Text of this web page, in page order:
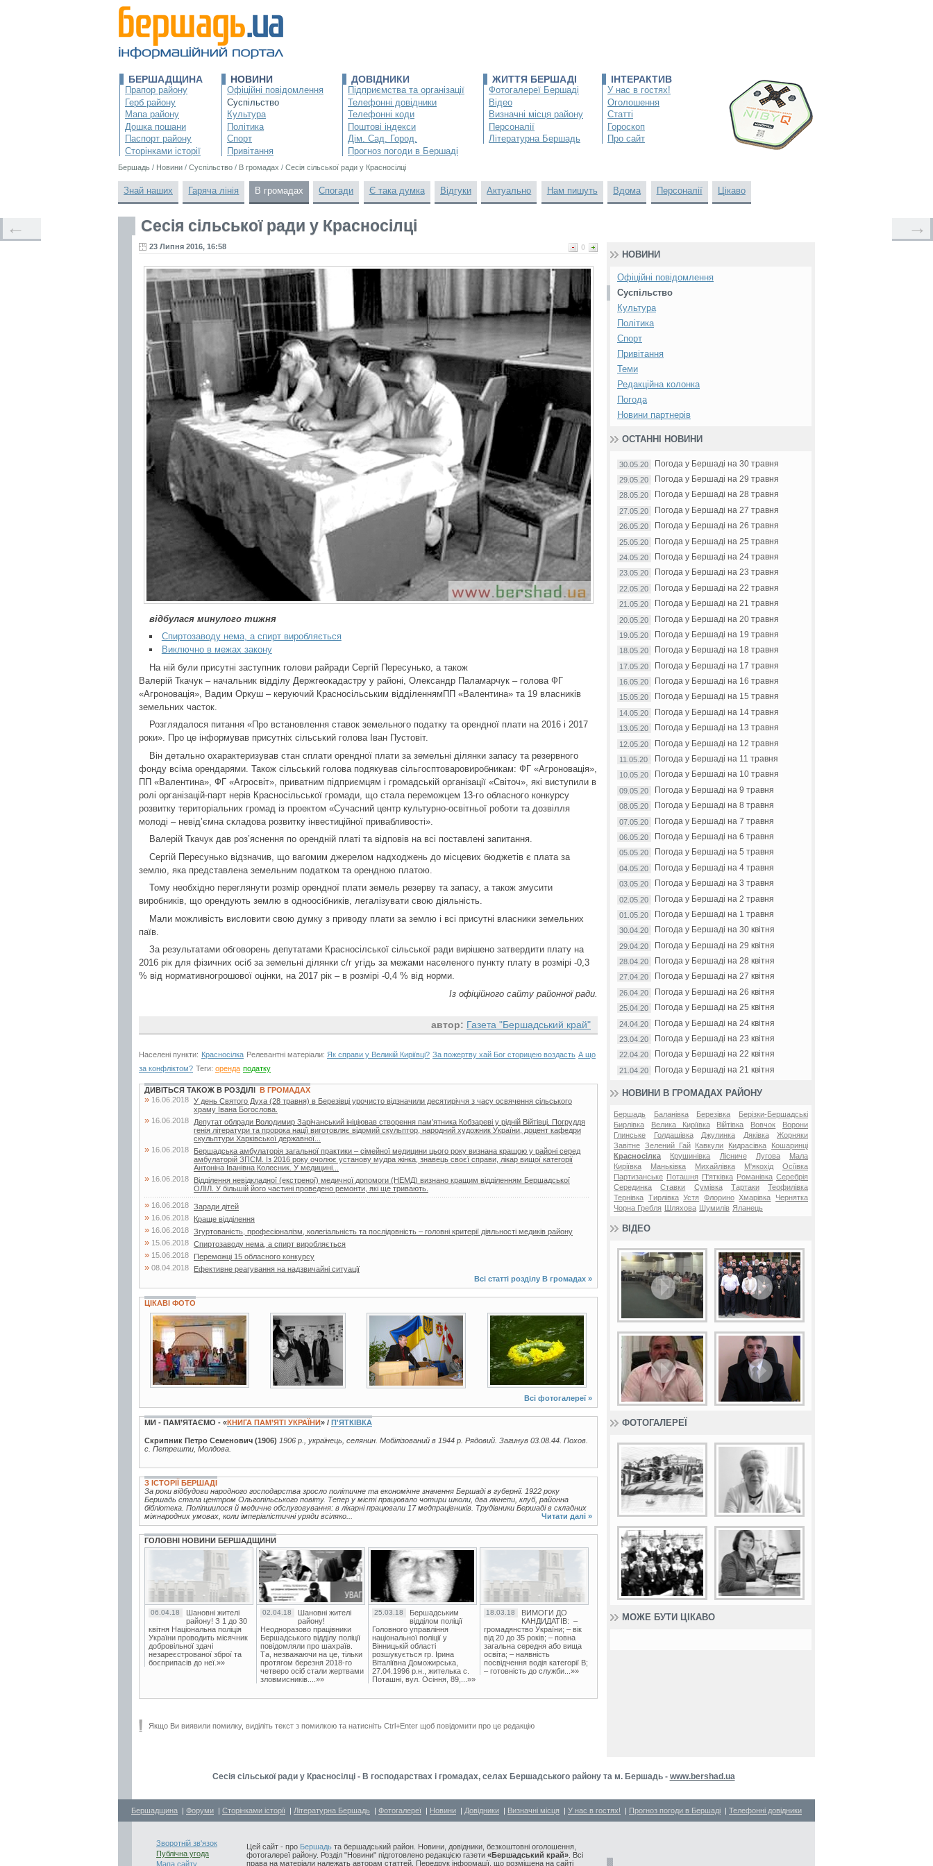
БЕРШАДЩИНА
Прапор району
Герб району
Мапа району
Дошка пошани
Паспорт району
Сторінками історії
НОВИНИ
Офіційні повідомлення
Суспільство
Культура
Політика
Спорт
Привітання
ДОВІДНИКИ
Підприємства та організації
Телефонні довідники
Телефонні коди
Поштові індекси
Дім. Сад. Город.
Прогноз погоди в Бершаді
ЖИТТЯ БЕРШАДІ
Фотогалереї Бершаді
Відео
Визначні місця району
Персоналії
Літературна Бершадь
ІНТЕРАКТИВ
У нас в гостях!
Оголошення
Статті
Гороскоп
Про сайт
Бершадь / Новини / Суспільство / В громадах / Сесія сільської ради у Красносілці
Знай наших Гаряча лінія В громадах Спогади Є така думка Відгуки Актуально Нам пишуть Вдома Персоналії Цікаво
Сесія сільської ради у Красносілці
0
23 Липня 2016, 16:58
відбулася минулого тижня
Спиртозаводу нема, а спирт виробляється
Виключно в межах закону
На ній були присутні заступник голови райради Сергій Пересунько, а також
Валерій Ткачук – начальник відділу Держгеокадастру у районі, Олександр Паламарчук – голова ФГ
«Агроновація», Вадим Оркуш – керуючий Красносільським відділеннямПП «Валентина» та 19 власників
земельних часток.
Розглядалося питання «Про встановлення ставок земельного податку та орендної плати на 2016 і 2017
роки». Про це інформував присутніх сільський голова Іван Пустовіт.
Він детально охарактеризував стан сплати орендної плати за земельні ділянки запасу та резервного
фонду всіма орендарями. Також сільський голова подякував сільгосптоваровиробникам: ФГ «Агроновація»,
ПП «Валентина», ФГ «Агросвіт», приватним підприємцям і громадській організації «Світоч», які виступили в
ролі організацій-парт нерів Красносільської громади, що стала переможцем 13-го обласного конкурсу
розвитку територіальних громад із проектом «Сучасний центр культурно-освітньої роботи та дозвілля
молоді – невід’ємна складова розвитку інвестиційної привабливості».
Валерій Ткачук дав роз’яснення по орендній платі та відповів на всі поставлені запитання.
Сергій Пересунько відзначив, що вагомим джерелом надходжень до місцевих бюджетів є плата за
землю, яка представлена земельним податком та орендною платою.
Тому необхідно переглянути розмір орендної плати земель резерву та запасу, а також змусити
виробників, що орендують землю в одноосібників, легалізувати свою діяльність.
Мали можливість висловити свою думку з приводу плати за землю і всі присутні власники земельних
паїв.
За результатами обговорень депутатами Красносілської сільської ради вирішено затвердити плату на
2016 рік для фізичних осіб за земельні ділянки с/г угідь за межами населеного пункту плату в розмірі -0,3
% від нормативногрошової оцінки, на 2017 рік – в розмірі -0,4 % від норми.
Із офіційного сайту районної ради.
автор: Газета "Бершадський край"
Населені пункти: Красносілка Релевантні матеріали: Як справи у Великій Киріївці? За пожертву хай Бог сторицею воздасть А що
за конфліктом? Теги: оренда податку
← →
ДИВІТЬСЯ ТАКОЖ В РОЗДІЛІ В ГРОМАДАХ
» 16.06.2018 У день Святого Духа (28 травня) в Березівці урочисто відзначили десятиріччя з часу освячення сільського
храму Івана Богослова.
» 16.06.2018
Депутат облради Володимир Зарічанський ініціював створення пам’ятника Кобзареві у рідній Війтівці. Погруддя
генія літератури та пророка нації виготовляє відомий скульптор, народний художник України, доцент кафедри
скульптури Харківської державної...
» 16.06.2018
Бершадська амбулаторія загальної практики – сімейної медицини цього року визнана кращою у районі серед
амбулаторій ЗПСМ. Із 2016 року очолює установу мудра жінка, знавець своєї справи, лікар вищої категорії
Антоніна Іванівна Колесник. У медицині...
» 16.06.2018
Відділення невідкладної (екстреної) медичної допомоги (НЕМД) визнано кращим відділенням Бершадської
ОЛІЛ. У більшій його частині проведено ремонти, які ще тривають.
» 16.06.2018 Заради дітей
» 16.06.2018 Краще відділення
» 16.06.2018 Згуртованість, професіоналізм, колегіальність та послідовність – головні критерії діяльності медиків району
» 15.06.2018 Спиртозаводу нема, а спирт виробляється
» 15.06.2018 Переможці 15 обласного конкурсу
» 08.04.2018
Ефективне реагування на надзвичайні ситуації
Всі статті розділу В громадах »
ЦІКАВІ ФОТО
3 фото 4 фото 26 фото
Всі фотогалереї »
МИ - ПАМ’ЯТАЄМО - «КНИГА ПАМ’ЯТІ УКРАЇНИ» / П'ЯТКІВКА
Скрипник Петро Семенович (1906) 1906 р., українець, селянин. Мобілізований в 1944 р. Рядовий. Загинув 03.08.44. Похов.
с. Петрешти, Молдова.
З ІСТОРІЇ БЕРШАДІ
За роки відбудови народного господарства зросло політичне та економічне значення Бершаді в губернії. 1922 року
Бершадь стала центром Ольгопільського повіту. Тепер у місті працювало чотири школи, два лікнепи, клуб, районна
бібліотека. Поліпшилося й медичне обслуговування: в лікарні працювали 17 медпрацівників. Трудівники Бершаді в складних
міжнародних умовах, коли імперіалістичні уряди всіляко...
Читати далі »
ГОЛОВНІ НОВИНИ БЕРШАДЩИНИ
06.04.18
Шановні жителі
району! З 1 до 30
квітня Національна поліція
України проводить місячник
добровільної здачі
незареєстрованої зброї та
боєприпасів до неї.»»
02.04.18
Шановні жителі
району!
Неодноразово працівники
Бершадського відділу поліції
повідомляли про шахраїв.
Та, незважаючи на це, тільки
протягом березня 2018-го
четверо осіб стали жертвами
зловмисників....»»
25.03.18
Бершадським
відділом поліції
Головного управління
національної поліції у
Вінницькій області
розшукується гр. Ірина
Віталіївна Доможирська,
27.04.1996 р.н., жителька с.
Поташні, вул. Осіння, 89,...»»
18.03.18
ВИМОГИ ДО
КАНДИДАТІВ: –
громадянство України; – вік
від 20 до 35 років; – повна
загальна середня або вища
освіта; – наявність
посвідчення водія категорії В;
– готовність до служби...»»
Якщо Ви виявили помилку, виділіть текст з помилкою та натисніть Ctrl+Enter щоб повідомити про це редакцію
НОВИНИ
Офіційні повідомлення
Суспільство
Культура
Політика
Спорт
Привітання
Теми
Редакційна колонка
Погода
Новини партнерів
ОСТАННІ НОВИНИ
30.05.20 Погода у Бершаді на 30 травня
29.05.20 Погода у Бершаді на 29 травня
28.05.20 Погода у Бершаді на 28 травня
27.05.20 Погода у Бершаді на 27 травня
26.05.20 Погода у Бершаді на 26 травня
25.05.20 Погода у Бершаді на 25 травня
24.05.20 Погода у Бершаді на 24 травня
23.05.20 Погода у Бершаді на 23 травня
22.05.20 Погода у Бершаді на 22 травня
21.05.20 Погода у Бершаді на 21 травня
20.05.20 Погода у Бершаді на 20 травня
19.05.20 Погода у Бершаді на 19 травня
18.05.20 Погода у Бершаді на 18 травня
17.05.20 Погода у Бершаді на 17 травня
16.05.20 Погода у Бершаді на 16 травня
15.05.20 Погода у Бершаді на 15 травня
14.05.20 Погода у Бершаді на 14 травня
13.05.20 Погода у Бершаді на 13 травня
12.05.20 Погода у Бершаді на 12 травня
11.05.20 Погода у Бершаді на 11 травня
10.05.20 Погода у Бершаді на 10 травня
09.05.20 Погода у Бершаді на 9 травня
08.05.20 Погода у Бершаді на 8 травня
07.05.20 Погода у Бершаді на 7 травня
06.05.20 Погода у Бершаді на 6 травня
05.05.20 Погода у Бершаді на 5 травня
04.05.20 Погода у Бершаді на 4 травня
03.05.20 Погода у Бершаді на 3 травня
02.05.20 Погода у Бершаді на 2 травня
01.05.20 Погода у Бершаді на 1 травня
30.04.20 Погода у Бершаді на 30 квітня
29.04.20 Погода у Бершаді на 29 квітня
28.04.20 Погода у Бершаді на 28 квітня
27.04.20 Погода у Бершаді на 27 квітня
26.04.20 Погода у Бершаді на 26 квітня
25.04.20 Погода у Бершаді на 25 квітня
24.04.20 Погода у Бершаді на 24 квітня
23.04.20 Погода у Бершаді на 23 квітня
22.04.20 Погода у Бершаді на 22 квітня
21.04.20 Погода у Бершаді на 21 квітня
НОВИНИ В ГРОМАДАХ РАЙОНУ
Бершадь Баланівка Березівка
Берізки-Бершадські
Бирлівка
Велика Киріївка Війтівка Вовчок
Ворони
Глинське
Голдашівка Джулинка Дяківка
Жорняки
Завітне Зелений Гай Кавкули Кидрасівка
Кошаринці
Красносілка
Крушинівка Лісниче Лугова
Мала
Киріївка
Маньківка Михайлівка М'якохід
Осіївка
Партизанське Поташня П'ятківка Романівка Серебрія
Серединка
Ставки Сумівка Тартаки
Теофилівка
Тернівка Тирлівка Устя Флорино Хмарівка
Чернятка
Чорна Гребля
Шляхова Шумилів Яланець
ВІДЕО
ФОТОГАЛЕРЕЇ
МОЖЕ БУТИ ЦІКАВО
Сесія сільської ради у Красносілці - В господарствах і громадах, селах Бершадського району та м. Бершадь - www.bershad.ua
Бершадщина | Форуми | Сторінками історії | Літературна Бершадь | Фотогалереї | Новини | Довідники | Визначні місця | У нас в гостях! | Прогноз погоди в Бершаді | Телефонні довідники
Зворотній зв'язок
Публічна угода
Мапа сайту
Цей сайт - про Бершадь та бершадський район. Новини, довідники, безкоштовні оголошення,
фотогалереї району. Розділ "Новини" підготовлено редакцією газети «Бершадський край» . Всі
права на матеріали належать авторам статтей. Передрук інформації, що розміщена на сайті